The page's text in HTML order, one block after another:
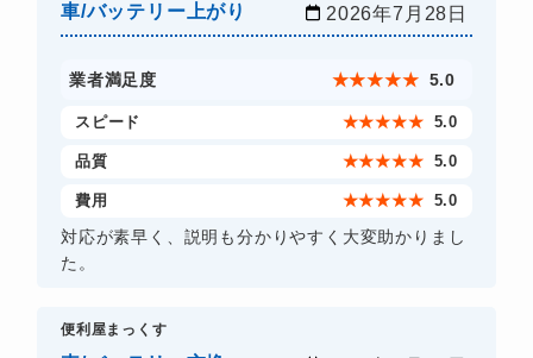
車/バッテリー上がり 2026年7月28日
業者満足度 ★★★★★ 5.0
スピード ★★★★★ 5.0
品質 ★★★★★ 5.0
費用 ★★★★★ 5.0
対応が素早く、説明も分かりやすく大変助かりまし
た。
​便利屋まっくす